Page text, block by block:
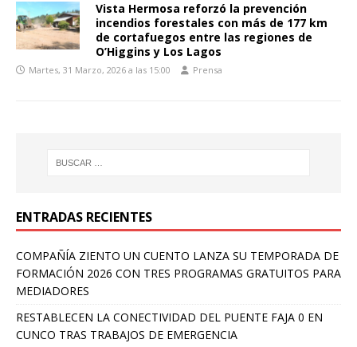
Vista Hermosa reforzó la prevención
incendios forestales con más de 177 km
de cortafuegos entre las regiones de
O’Higgins y Los Lagos
Martes, 31 Marzo, 2026 a las 15:00 Prensa
ENTRADAS RECIENTES
COMPAÑÍA ZIENTO UN CUENTO LANZA SU TEMPORADA DE
FORMACIÓN 2026 CON TRES PROGRAMAS GRATUITOS PARA
MEDIADORES
RESTABLECEN LA CONECTIVIDAD DEL PUENTE FAJA 0 EN
CUNCO TRAS TRABAJOS DE EMERGENCIA